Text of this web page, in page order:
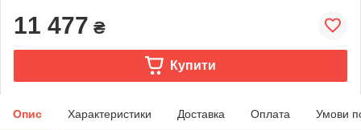
11 477 ₴
Купити
Опис Характеристики Доставка Оплата Умови